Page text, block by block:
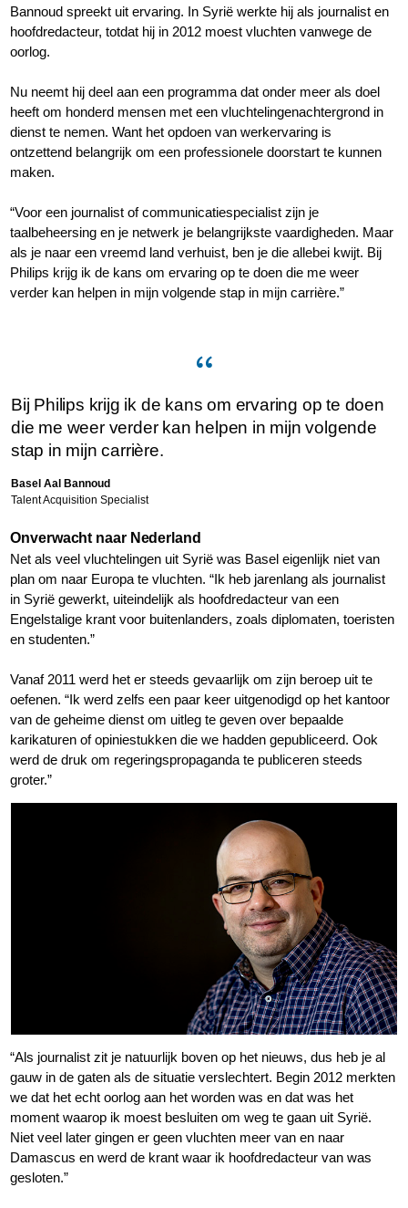
Bannoud spreekt uit ervaring. In Syrië werkte hij als journalist en
hoofdredacteur, totdat hij in 2012 moest vluchten vanwege de
oorlog.
Nu neemt hij deel aan een programma dat onder meer als doel
heeft om honderd mensen met een vluchtelingenachtergrond in
dienst te nemen. Want het opdoen van werkervaring is
ontzettend belangrijk om een professionele doorstart te kunnen
maken.
“Voor een journalist of communicatiespecialist zijn je
taalbeheersing en je netwerk je belangrijkste vaardigheden. Maar
als je naar een vreemd land verhuist, ben je die allebei kwijt. Bij
Philips krijg ik de kans om ervaring op te doen die me weer
verder kan helpen in mijn volgende stap in mijn carrière.”
Bij Philips krijg ik de kans om ervaring op te doen
die me weer verder kan helpen in mijn volgende
stap in mijn carrière.
Basel Aal Bannoud
Talent Acquisition Specialist
Onverwacht naar Nederland
Net als veel vluchtelingen uit Syrië was Basel eigenlijk niet van
plan om naar Europa te vluchten. “Ik heb jarenlang als journalist
in Syrië gewerkt, uiteindelijk als hoofdredacteur van een
Engelstalige krant voor buitenlanders, zoals diplomaten, toeristen
en studenten.”
Vanaf 2011 werd het er steeds gevaarlijk om zijn beroep uit te
oefenen. “Ik werd zelfs een paar keer uitgenodigd op het kantoor
van de geheime dienst om uitleg te geven over bepaalde
karikaturen of opiniestukken die we hadden gepubliceerd. Ook
werd de druk om regeringspropaganda te publiceren steeds
groter.”
“Als journalist zit je natuurlijk boven op het nieuws, dus heb je al
gauw in de gaten als de situatie verslechtert. Begin 2012 merkten
we dat het echt oorlog aan het worden was en dat was het
moment waarop ik moest besluiten om weg te gaan uit Syrië.
Niet veel later gingen er geen vluchten meer van en naar
Damascus en werd de krant waar ik hoofdredacteur van was
gesloten.”